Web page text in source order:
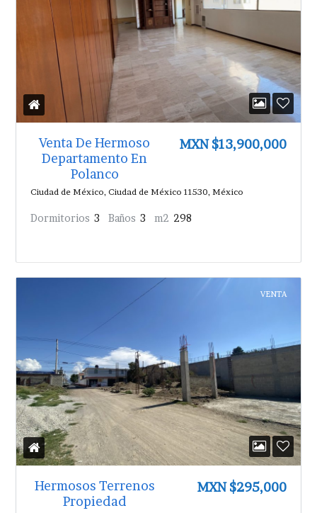
Venta De Hermoso
Departamento En
Polanco
Ciudad de México, Ciudad de México 11530, México
MXN $13,900,000
Dormitorios 3 Baños 3 m2 298
VENTA
Hermosos Terrenos
Propiedad
MXN $295,000